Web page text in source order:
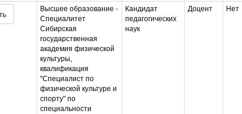
Высшее образование -
Специалитет
Сибирская
государственная
академия физической
культуры,
квалификация
"Специалист по
физической культуре и
спорту" по
специальности
Кандидат
педагогических
наук
Доцент Нет